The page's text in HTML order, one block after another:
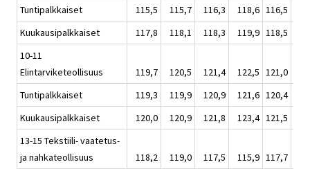
Tuntipalkkaiset
115,5 115,7 116,3 118,6 116,5
Kuukausipalkkaiset
117,8 118,1 118,3 119,9 118,5
10-11
Elintarviketeollisuus
119,7 120,5 121,4 122,5 121,0
Tuntipalkkaiset
119,3 119,9 120,9 121,6 120,4
Kuukausipalkkaiset
120,0 120,9 121,8 123,4 121,5
13-15 Tekstiili- vaatetus-
ja nahkateollisuus
118,2 119,0 117,5 115,9 117,7